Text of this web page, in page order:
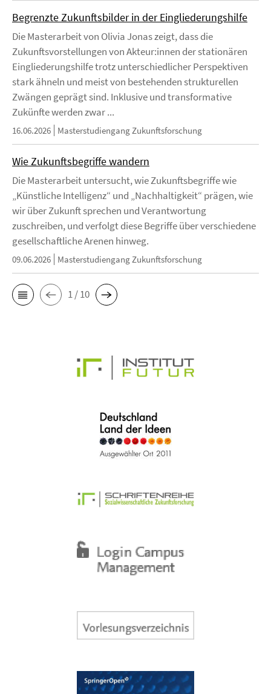
Begrenzte Zukunftsbilder in der Eingliederungshilfe
Die Masterarbeit von Olivia Jonas zeigt, dass die
Zukunftsvorstellungen von Akteur:innen der stationären
Eingliederungshilfe trotz unterschiedlicher Perspektiven
stark ähneln und meist von bestehenden strukturellen
Zwängen geprägt sind. Inklusive und transformative
Zukünfte werden zwar ...
16.06.2026 Masterstudiengang Zukunftsforschung
Wie Zukunftsbegriffe wandern
Die Masterarbeit untersucht, wie Zukunftsbegriffe wie
„Künstliche Intelligenz“ und „Nachhaltigkeit“ prägen, wie
wir über Zukunft sprechen und Verantwortung
zuschreiben, und verfolgt diese Begriffe über verschiedene
gesellschaftliche Arenen hinweg.
09.06.2026 Masterstudiengang Zukunftsforschung
1 / 10